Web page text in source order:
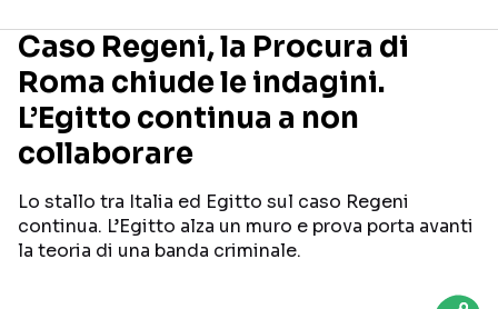
Seguici sui social
Caso Regeni, la Procura di
Roma chiude le indagini.
L’Egitto continua a non
collaborare
Lo stallo tra Italia ed Egitto sul caso Regeni
continua. L’Egitto alza un muro e prova porta avanti
la teoria di una banda criminale.